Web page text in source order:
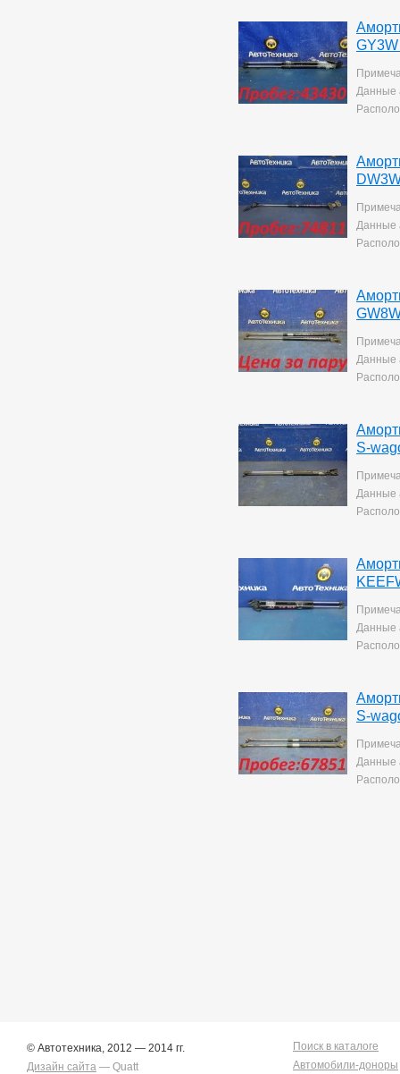
Данные
Данные
Данные
S-
Данные
Данные
S-
Данные
© Автотехника, 2012 — 2014 гг.
Дизайн сайта — Quatt
Поиск в каталоге
Автомобили-доноры